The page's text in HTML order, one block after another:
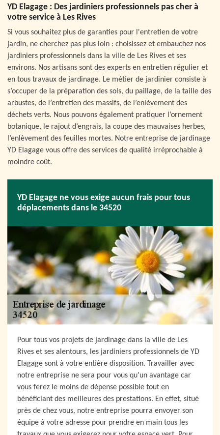
YD Elagage : Des jardiniers professionnels pas cher à
votre service à Les Rives
Si vous souhaitez plus de garanties pour l'entretien de votre
jardin, ne cherchez pas plus loin : choisissez et embauchez nos
jardiniers professionnels dans la ville de Les Rives et ses
environs. Nos artisans sont des experts en entretien régulier et
en tous travaux de jardinage. Le métier de jardinier consiste à
s’occuper de la préparation des sols, du paillage, de la taille des
arbustes, de l’entretien des massifs, de l’enlèvement des
déchets verts. Nous pouvons également pratiquer l’ornement
botanique, le rajout d’engrais, la coupe des mauvaises herbes,
l’enlèvement des feuilles mortes. Notre entreprise de jardinage
YD Elagage vous offre des services de qualité irréprochable à
moindre coût.
YD Elagage ne vous exige aucun frais pour tous
déplacements dans le 34520
Pour tous vos projets de jardinage dans la ville de Les
Rives et ses alentours, les jardiniers professionnels de YD
Elagage sont à votre entière disposition. Travailler avec
notre entreprise ne sera pour vous qu’un avantage car
vous ferez le moins de dépense possible tout en
bénéficiant des meilleures des prestations. En effet, situé
près de chez vous, notre entreprise pourra envoyer son
équipe à votre adresse pour prendre en main tous les